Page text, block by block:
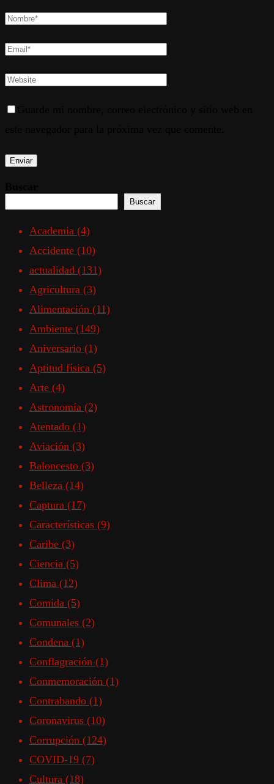
Buscar
Academia (4)
Accidente (10)
actualidad (131)
Agricultura (3)
Alimentación (11)
Ambiente (149)
Aniversario (1)
Aptitud física (5)
Arte (4)
Astronomía (2)
Atentado (1)
Aviación (3)
Baloncesto (3)
Belleza (14)
Captura (17)
Características (9)
Caribe (3)
Ciencia (5)
Clima (12)
Comida (5)
Comunales (2)
Condena (1)
Conflagración (1)
Conmemoración (1)
Contrabando (1)
Coronavirus (10)
Corrupción (124)
COVID-19 (7)
Cultura (18)